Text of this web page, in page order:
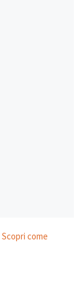
Scopri come